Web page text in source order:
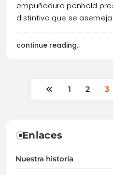
empuñadura penhold
distintivo que se
continue reading..
1 2 3
Enlaces
Nuestra historia